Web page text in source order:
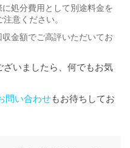
処分費用として別途料金を
意ください。
金額でご高評いただいてお
いましたら、何でもお気
問い合わせもお待ちしてお